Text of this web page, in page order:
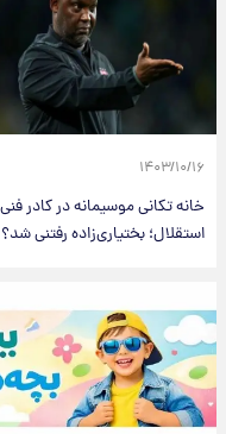
۱۴۰۳/۱۰/۱۶
خانه تکانی موسیمانه در کادر فنی
استقلال؛ بختیاری‌زاده رفتنی شد؟